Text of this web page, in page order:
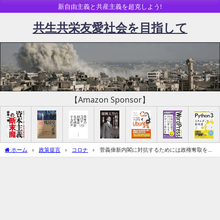
新自由主義と共産主義を超克しよう!
共生共栄友愛社会を目指して
【Amazon Sponsor】
ホーム 政策提言 コロナ
菅義偉新内閣に対抗するためには政権奪取を目
指す野党間で目玉の経済政策提示が不可欠（MMTについて追記）